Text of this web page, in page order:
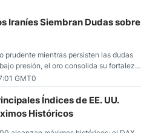
Iraníes Siembran Dudas sobre
prudente mientras persisten las dudas
presión, el oro consolida su fortaleza
económicas desde Estados
GMT0
Índices de EE. UU.
Históricos